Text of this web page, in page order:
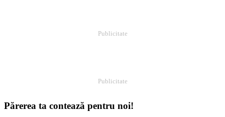
Publicitate
Publicitate
Părerea ta contează pentru noi!